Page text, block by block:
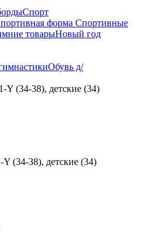
Спорт
форма Спортивные
товарыНовый год
Обувь д/
Y (34-38), детские (34)
(34-38), детские (34)